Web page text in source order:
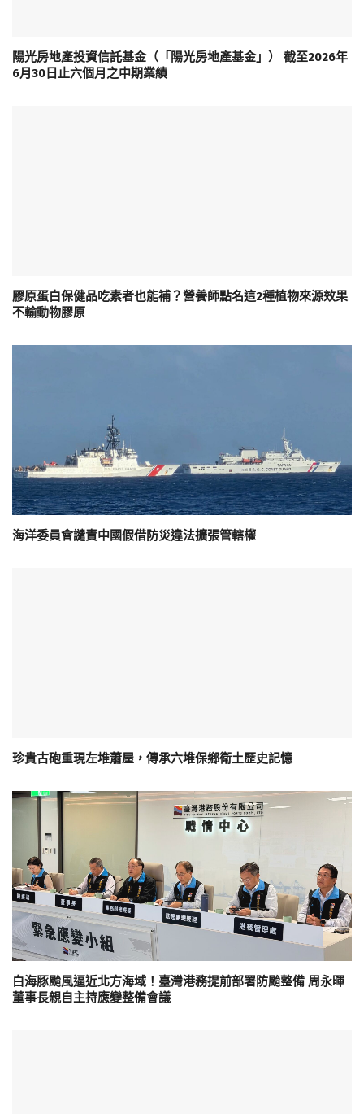
陽光房地產投資信託基金（「陽光房地產基金」） 截至2026年
6月30日止六個月之中期業績
膠原蛋白保健品吃素者也能補？營養師點名這2種植物來源效果
不輸動物膠原
海洋委員會譴責中國假借防災違法擴張管轄權
珍貴古砲重現左堆蕭屋，傳承六堆保鄉衛土歷史記憶
白海豚颱風逼近北方海域！臺灣港務提前部署防颱整備 周永暉
董事長親自主持應變整備會議